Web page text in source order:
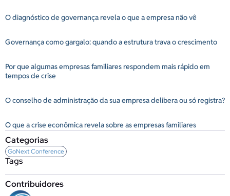
Categorias
GoNext Conference
Tags
Contribuidores
O diagnóstico de governança revela o que a empresa não vê
Governança como gargalo: quando a estrutura trava o crescimento
Por que algumas empresas familiares respondem mais rápido em
tempos de crise
O conselho de administração da sua empresa delibera ou só registra?
O que a crise econômica revela sobre as empresas familiares